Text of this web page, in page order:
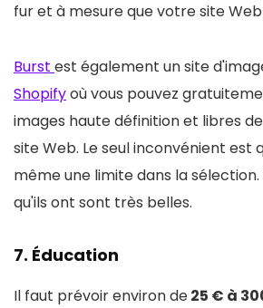
fur et à mesure que votre site
Burst est également un site
Shopifyoù vous pouvez
images haute définition et libres
site Web. Le seul inconvénient est
même une limite dans la sélection.
qu'ils ont sont très belles.
7. Éducation
Il faut prévoir environ de25 € à